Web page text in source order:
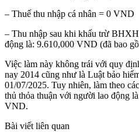
– Thuế thu nhập cá nhân = 0 VND
– Thu nhập sau khi khấu trừ
động là: 9.610,000 VND (đã bao
Việc làm này không trái với quy
nay 2014 cũng như là Luật bảo
01/07/2025. Tuy nhiên, làm theo
thủ thỏa thuận với người lao động
VND.
Bài viết liên quan